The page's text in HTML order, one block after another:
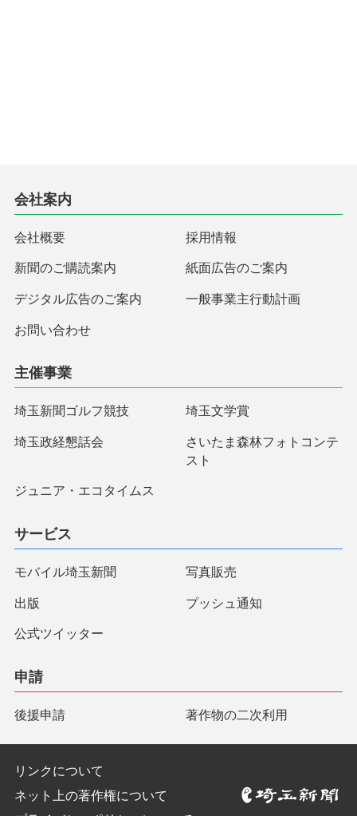
会社案内
会社概要 採用情報
新聞のご購読案内 紙面広告のご案内
デジタル広告のご案内 一般事業主行動計画
お問い合わせ
主催事業
埼玉新聞ゴルフ競技 埼玉文学賞
埼玉政経懇話会
さいたま森林フォトコンテ
スト
ジュニア・エコタイムス
サービス
モバイル埼玉新聞 写真販売
出版 プッシュ通知
公式ツイッター
申請
後援申請 著作物の二次利用
リンクについて
ネット上の著作権について